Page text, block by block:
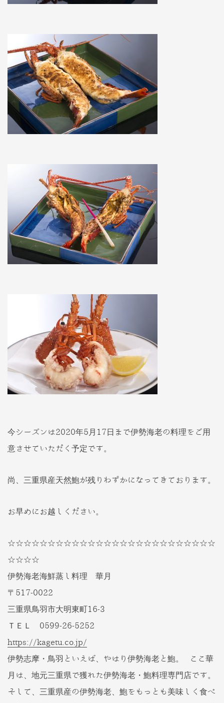
今シーズンは2020年5月17日まで伊勢海老の料理をご用
意させていただく予定です。
尚、三重県産天然鮑が残りわずかになってきております。
お早めにお越しください。
☆☆☆☆☆☆☆☆☆☆☆☆☆☆☆☆☆☆☆☆☆☆☆☆☆☆
☆☆☆☆
伊勢海老海鮮蒸し料理 華月
〒517-0022
三重県鳥羽市大明東町16-3
ＴＥＬ 0599-26-5252
https://kagetu.co.jp/
伊勢志摩・鳥羽といえば、やはり伊勢海老と鮑。 ここ華
月は、地元三重県で獲れた伊勢海老・鮑料理専門店です。
そして、三重県産の伊勢海老、鮑をもっとも美味しく食べ